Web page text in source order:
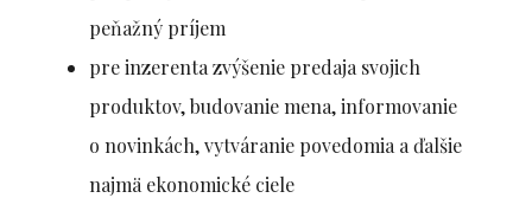
peňažný príjem
pre inzerenta zvýšenie predaja svojich
produktov, budovanie mena, informovanie
o novinkách, vytváranie povedomia a ďalšie
najmä ekonomické ciele